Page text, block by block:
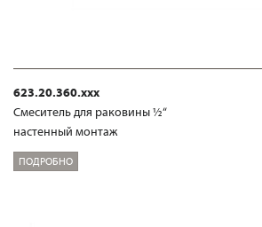
623.20.360.xxx
Смеситель для раковины ½“
настенный монтаж
ПОДРОБНО